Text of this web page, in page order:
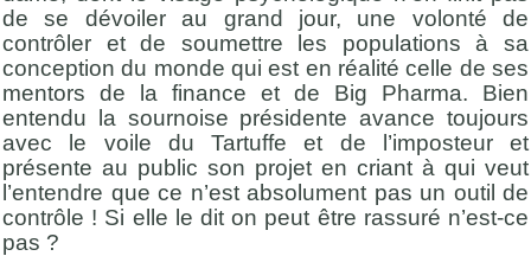
de se dévoiler au grand jour, une volonté de
contrôler et de soumettre les populations à sa
conception du monde qui est en réalité celle de ses
mentors de la finance et de Big Pharma. Bien
entendu la sournoise présidente avance toujours
avec le voile du Tartuffe et de l’imposteur et
présente au public son projet en criant à qui veut
l’entendre que ce n’est absolument pas un outil de
contrôle ! Si elle le dit on peut être rassuré n’est-ce
pas ?